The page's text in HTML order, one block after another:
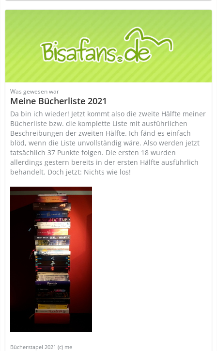
Was gewesen war
Meine Bücherliste 2021
Da bin ich wieder! Jetzt kommt also die zweite Hälfte meiner
Bücherliste bzw. die komplette Liste mit ausführlichen
Beschreibungen der zweiten Hälfte. Ich fänd es einfach
blöd, wenn die Liste unvollständig wäre. Also werden jetzt
tatsächlich 37 Punkte folgen. Die ersten 18 wurden
allerdings gestern bereits in der ersten Hälfte ausführlich
behandelt. Doch jetzt: Nichts wie los!
Bücherstapel 2021 (c) me